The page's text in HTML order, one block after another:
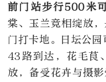
前门站步行500米可
棠、玉兰竞相绽放
门打卡地。日坛公园
43路到达，花毛茛
放，备受花卉与摄